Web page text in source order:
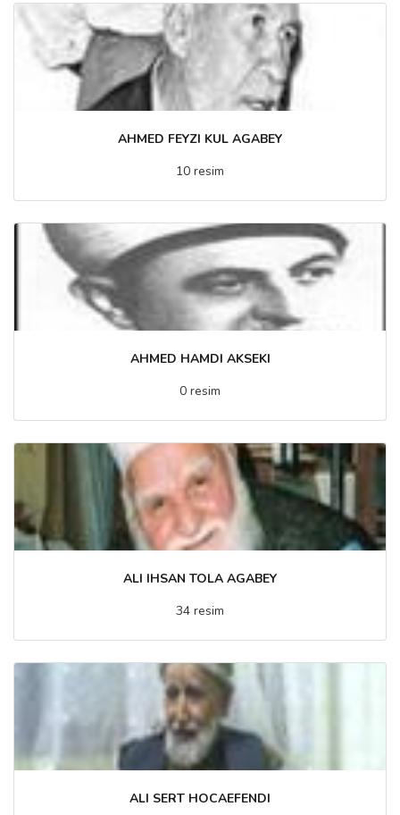
AHMED FEYZI KUL AGABEY
10 resim
AHMED HAMDI AKSEKI
0 resim
ALI IHSAN TOLA AGABEY
34 resim
ALI SERT HOCAEFENDI